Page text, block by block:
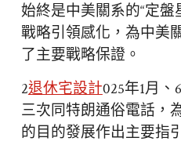
始終是中美關系的“定
戰略引領感化，為中美
了主要戰略保證。
2退休宅設計025年1月
三次同特朗通俗電話，
的目的發展作出主要指